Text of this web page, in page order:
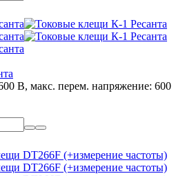
В, мaкс. перем. напряжение: 600